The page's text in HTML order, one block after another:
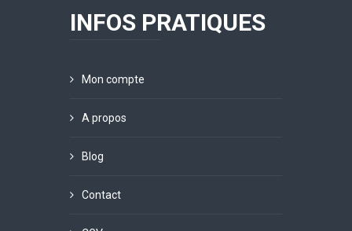
INFOS PRATIQUES
Mon compte
A propos
Blog
Contact